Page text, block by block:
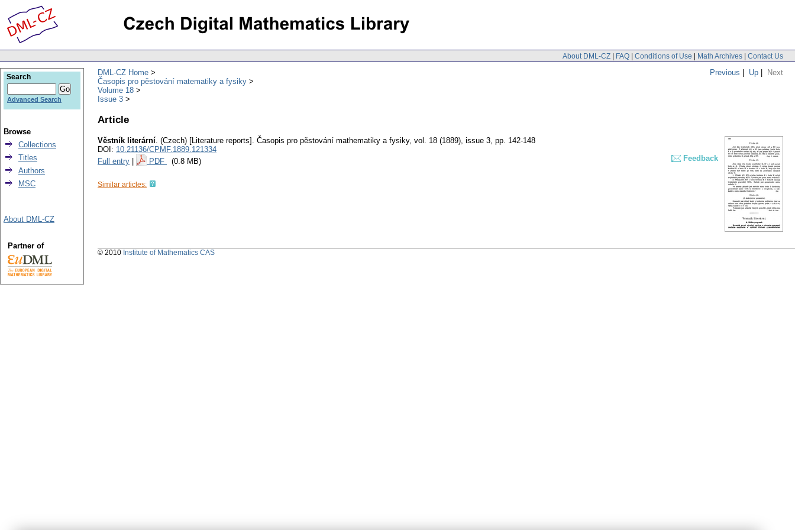
About DML-CZ | FAQ | Conditions of Use | Math Archives | Contact Us
Previous | Up | Next
DML-CZ Home
Časopis pro pěstování matematiky a fysiky
Volume 18
Issue 3
Article
Věstník literární. (Czech) [Literature reports]. Časopis pro pěstování mathematiky a fysiky, vol. 18 (1889), issue 3, pp. 142-148
DOI: 10.21136/CPMF.1889.121334
Full entry
PDF (0.8 MB) Feedback
Similar articles:
Search
Advanced Search
Browse
Collections
Titles
Authors
MSC
About DML-CZ
Partner of
© 2010 Institute of Mathematics CAS